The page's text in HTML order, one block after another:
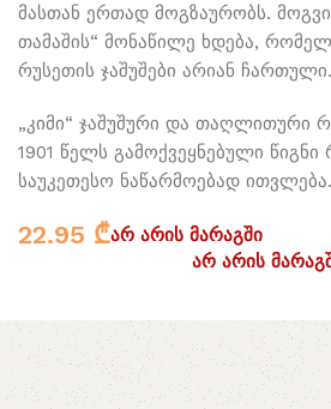
მასთან ერთად მოგზაურობს.
თამაშის“ მონაწილე ხდება,
რუსეთის ჯაშუშები არიან ჩართული.
„კიმი“ ჯაშუშური და თაღლითური
1901 წელს გამოქვეყნებული
საუკეთესო ნაწარმოებად ითვლება.
22.95 ₾არ არის მარაგში
არ არის